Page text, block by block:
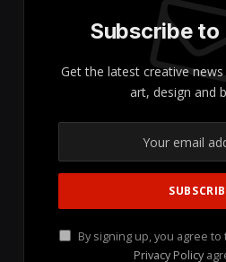
Subscribe to
Get the latest creative
art, design and
By signing up, you agree
Privacy Policy